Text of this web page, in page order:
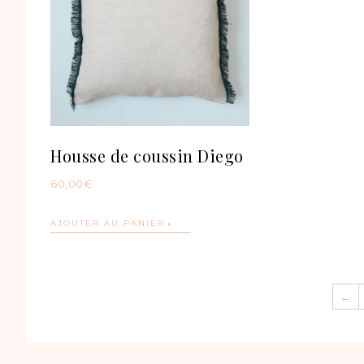
Housse de coussin Diego
60,00 €
AJOUTER AU PANIER
←